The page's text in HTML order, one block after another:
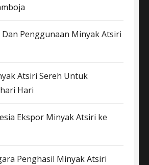
Penggunaan Minyak Atsiri
Atsiri Sereh Untuk
Hari
Ekspor Minyak Atsiri ke
Penghasil Minyak Atsiri